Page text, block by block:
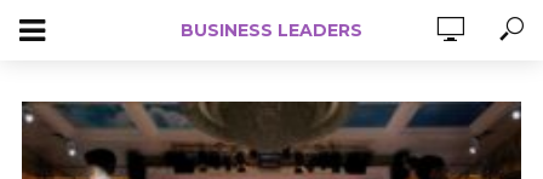
BUSINESS LEADERS